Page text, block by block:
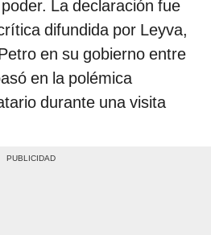
La declaración fue
difundida por Leyva,
en su gobierno entre
en la polémica
durante una visita